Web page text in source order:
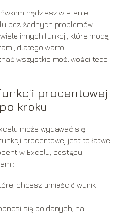
będziesz w stanie
bez żadnych problemów.
innych funkcji, które mogą
dlatego warto
wszystkie możliwości tego
procentowej
kroku
może wydawać się
procentowej jest to łatwe
w Excelu, postępuj
chcesz umieścić wynik
się do danych, na